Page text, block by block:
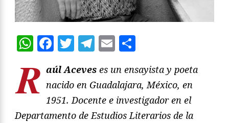
WhatsApp
Facebook
Twitter
Telegram
Email
R aúl Aceves es un ensayista y poeta
nacido en Guadalajara, México, en
1951. Docente e investigador en el
Departamento de Estudios Literarios de la